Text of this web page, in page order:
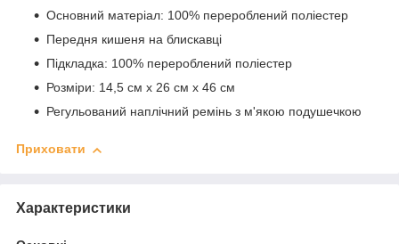
Основний матеріал: 100% перероблений поліестер
Передня кишеня на блискавці
Підкладка: 100% перероблений поліестер
Розміри: 14,5 см х 26 см х 46 см
Регульований наплічний ремінь з м'якою подушечкою
Приховати
Характеристики